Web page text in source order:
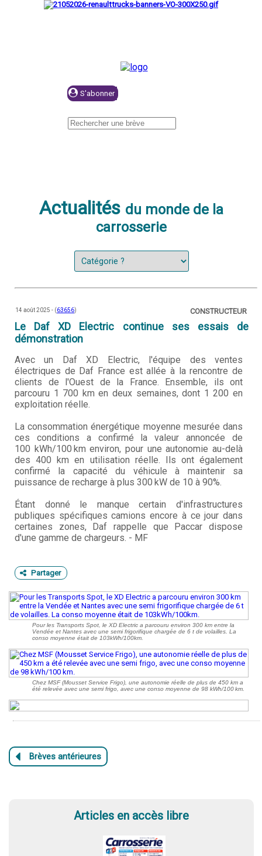
Actualités du monde de la
carrosserie
14 août 2025 - (63656) CONSTRUCTEUR
Le Daf XD Electric continue ses essais de
démonstration
Avec un Daf XD Electric, l'équipe des ventes
électriques de Daf France est allée à la rencontre de
clients de l'Ouest de la France. Ensemble, ils ont
parcouru 1 700 km en deux semaines, dont 1 200 en
exploitation réelle.
La consommation énergétique moyenne mesurée dans
ces conditions a confirmé la valeur annoncée de
100 kWh/100 km environ, pour une autonomie au-delà
des 400 km en utilisation réelle. Ils ont également
confirmé la capacité du véhicule à maintenir sa
puissance de recharge à plus 300 kW de 10 à 90%.
Étant donné le manque certain d'infrastructures
publiques spécifiques camions encore à ce jour dans
certaines zones, Daf rappelle que Paccar dispose
d'une gamme de chargeurs. - MF
Partager
Pour les Transports Spot, le XD Electric a parcouru environ 300 km entre la
Vendée et Nantes avec une semi frigorifique chargée de 6 t de volailles. La
conso moyenne était de 103kWh/100km.
Chez MSF (Mousset Service Frigo), une autonomie réelle de plus de 450 km a
été relevée avec une semi frigo, avec une conso moyenne de 98 kWh/100 km.
Articles en accès libre